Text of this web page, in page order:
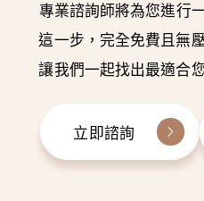
專業諮詢師將為您進行
這一步，完全免費且無
讓我們一起找出最適合
立即諮詢